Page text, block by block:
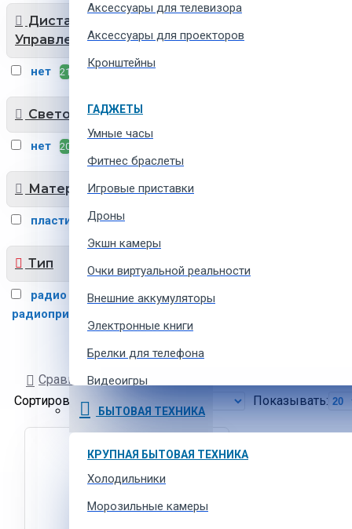
Aксессуары для телевизора
Аксессуары для проекторов
Кронштейны
ГАДЖЕТЫ
Умные часы
Фитнес браслеты
Игровые приставки
Дроны
Экшн камеры
Очки виртуальной реальности
Внешние аккумуляторы
Электронные книги
Брелки для телефона
Видеоигры
Ремешки для умных часов
Аксессуары для экшн-камер
ФОТОТЕХНИКА
Зеркальные фотоаппараты
БЫТОВАЯ ТЕХНИКА
КРУПНАЯ БЫТОВАЯ ТЕХНИКА
Холодильники
Морозильные камеры
Дистанционное
Управление
нет 21
Светомузыка
нет 20
Материал корпуса
пластик 2
Тип
радио портативное 22
радиоприемники
Сравнение товаров
Сортировать:
Показывать: